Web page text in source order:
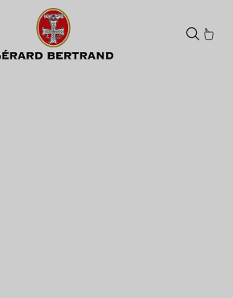
Legend Vintage 2000 Vins Doux